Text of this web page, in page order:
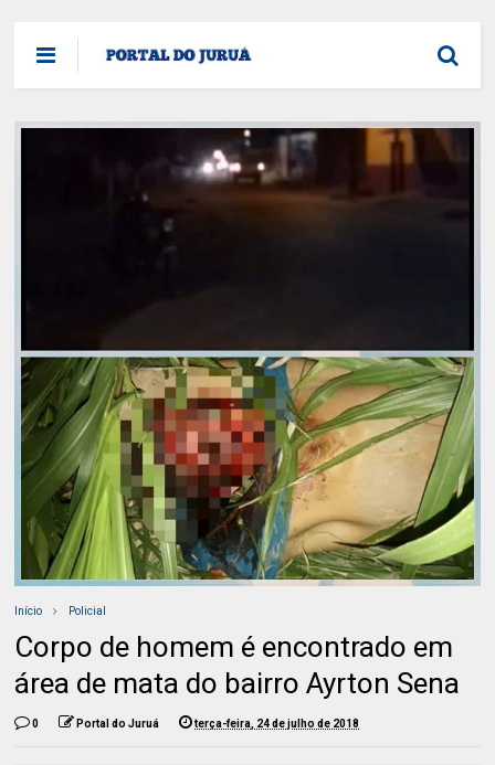
Início Policial
Corpo de homem é encontrado em
área de mata do bairro Ayrton Sena
0 Portal do Juruá terça-feira, 24 de julho de 2018